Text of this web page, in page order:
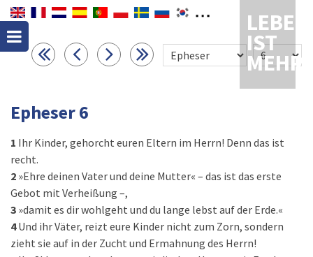
LEBEN
IST
MEHR
Epheser 6
1 Ihr Kinder, gehorcht euren Eltern im Herrn! Denn das ist
recht.
2 »Ehre deinen Vater und deine Mutter« – das ist das erste
Gebot mit Verheißung –,
3 »damit es dir wohlgeht und du lange lebst auf der Erde.«
4 Und ihr Väter, reizt eure Kinder nicht zum Zorn, sondern
zieht sie auf in der Zucht und Ermahnung des Herrn!